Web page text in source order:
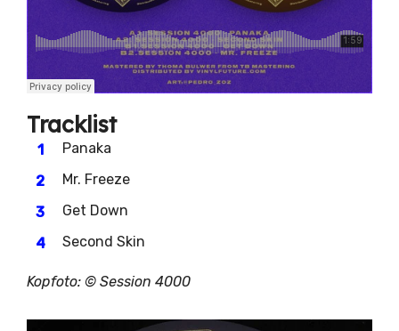
Tracklist
Panaka
Mr. Freeze
Get Down
Second Skin
Kopfoto: © Session 4000